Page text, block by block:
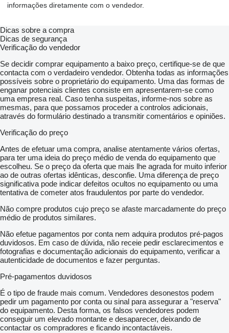
informações diretamente com o vendedor.
Dicas sobre a compra
Dicas de segurança
Verificação do vendedor
Se decidir comprar equipamento a baixo preço, certifique-se de que
contacta com o verdadeiro vendedor. Obtenha todas as informações
possíveis sobre o proprietário do equipamento. Uma das formas de
enganar potenciais clientes consiste em apresentarem-se como
uma empresa real. Caso tenha suspeitas, informe-nos sobre as
mesmas, para que possamos proceder a controlos adicionais,
através do formulário destinado a transmitir comentários e opiniões.
Verificação do preço
Antes de efetuar uma compra, analise atentamente vários ofertas,
para ter uma ideia do preço médio de venda do equipamento que
escolheu. Se o preço da oferta que mais lhe agrada for muito inferior
ao de outras ofertas idênticas, desconfie. Uma diferença de preço
significativa pode indicar defeitos ocultos no equipamento ou uma
tentativa de cometer atos fraudulentos por parte do vendedor.
Não compre produtos cujo preço se afaste marcadamente do preço
médio de produtos similares.
Não efetue pagamentos por conta nem adquira produtos pré-pagos
duvidosos. Em caso de dúvida, não receie pedir esclarecimentos e
fotografias e documentação adicionais do equipamento, verificar a
autenticidade de documentos e fazer perguntas.
Pré-pagamentos duvidosos
É o tipo de fraude mais comum. Vendedores desonestos podem
pedir um pagamento por conta ou sinal para assegurar a "reserva"
do equipamento. Desta forma, os falsos vendedores podem
conseguir um elevado montante e desaparecer, deixando de
contactar os compradores e ficando incontactáveis.